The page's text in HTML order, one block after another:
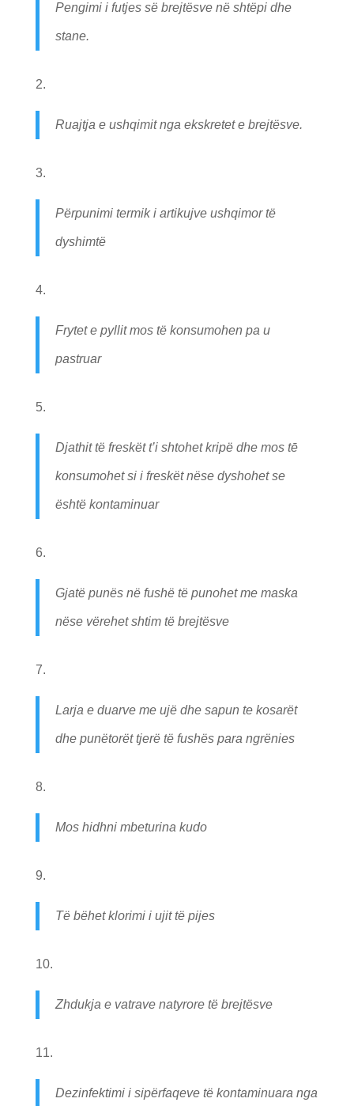
Pengimi i futjes së brejtësve në shtëpi dhe
stane.
Ruajtja e ushqimit nga ekskretet e brejtësve.
Përpunimi termik i artikujve ushqimor të
dyshimtë
Frytet e pyllit mos të konsumohen pa u
pastruar
Djathit të freskët t’i shtohet kripë dhe mos tē
konsumohet si i freskët nëse dyshohet se
është kontaminuar
Gjatë punës në fushë të punohet me maska
nëse vërehet shtim të brejtësve
Larja e duarve me ujë dhe sapun te kosarët
dhe punëtorët tjerë të fushës para ngrënies
Mos hidhni mbeturina kudo
Të bëhet klorimi i ujit të pijes
Zhdukja e vatrave natyrore të brejtësve
Dezinfektimi i sipërfaqeve të kontaminuara nga